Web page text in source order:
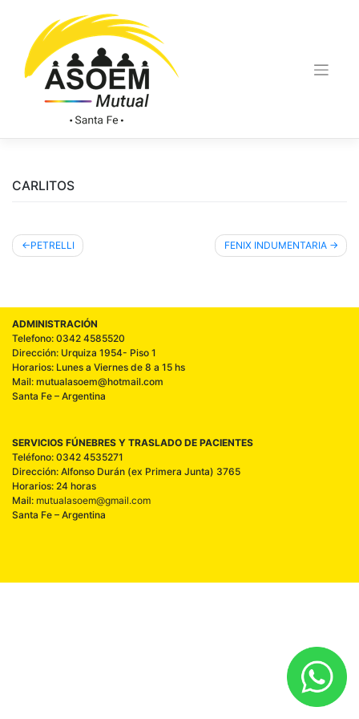
CARLITOS
PETRELLI FENIX INDUMENTARIA
ADMINISTRACIÓN
Telefono: 0342 4585520
Dirección: Urquiza 1954- Piso 1
Horarios: Lunes a Viernes de 8 a 15 hs
Mail: mutualasoem@hotmail.com
Santa Fe – Argentina
SERVICIOS FÚNEBRES Y TRASLADO DE PACIENTES
Teléfono: 0342 4535271
Dirección: Alfonso Durán (ex Primera Junta) 3765
Horarios: 24 horas
Mail: mutualasoem@gmail.com
Santa Fe – Argentina